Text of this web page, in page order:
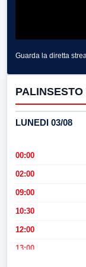
Guarda la diretta
PALINSESTO
LUNEDI 03/08
00:00
02:00
09:00
10:30
12:00
13:00